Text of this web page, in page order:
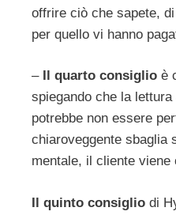
offrire ciò che sapete,
per quello vi hanno
– Il quarto consiglio è
spiegando che la
potrebbe non essere
chiaroveggente sbaglia
mentale, il cliente
Il quinto consiglio di